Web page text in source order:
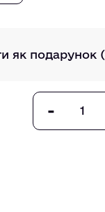
як подарунок
-